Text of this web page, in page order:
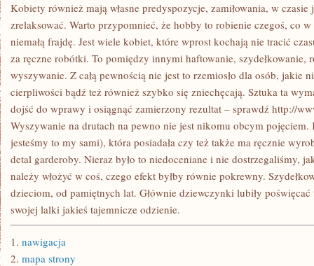
KTÓRA
DOTYCHCZAS
POJAWIŁA
SIĘ
NA
PÓŁKACH
W
PUNKCIE
SPRZEDAŻY
Kobiety również mają własne predyspozycje, zamiłowania, w czasie
zrelaksować. Warto przypomnieć, że hobby to robienie czegoś, co w
niemałą frajdę. Jest wiele kobiet, które wprost kochają nie tracić
za ręczne robótki. To pomiędzy innymi haftowanie, szydełkowanie,
wyszywanie. Z całą pewnością nie jest to rzemiosło dla osób, jakie
cierpliwości bądź też również szybko się zniechęcają. Sztuka ta
dojść do wprawy i osiągnąć zamierzony rezultat – sprawdź http://
Wyszywanie na drutach na pewno nie jest nikomu obcym pojęciem.
jesteśmy to my sami), która posiadała czy też także ma ręcznie
detal garderoby. Nieraz było to niedoceniane i nie dostrzegaliśmy,
należy włożyć w coś, czego efekt byłby równie pokrewny.
dzieciom, od pamiętnych lat. Głównie dziewczynki lubiły
swojej lalki jakieś tajemnicze odzienie.
1. nawigacja
2. mapa strony